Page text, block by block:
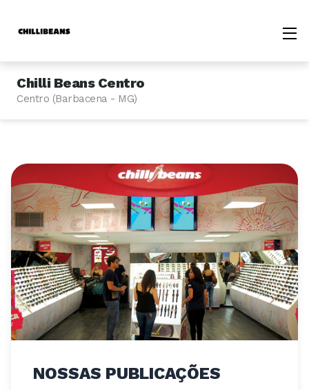
Chilli Beans Centro
Centro (Barbacena - MG)
NOSSAS PUBLICAÇÕES